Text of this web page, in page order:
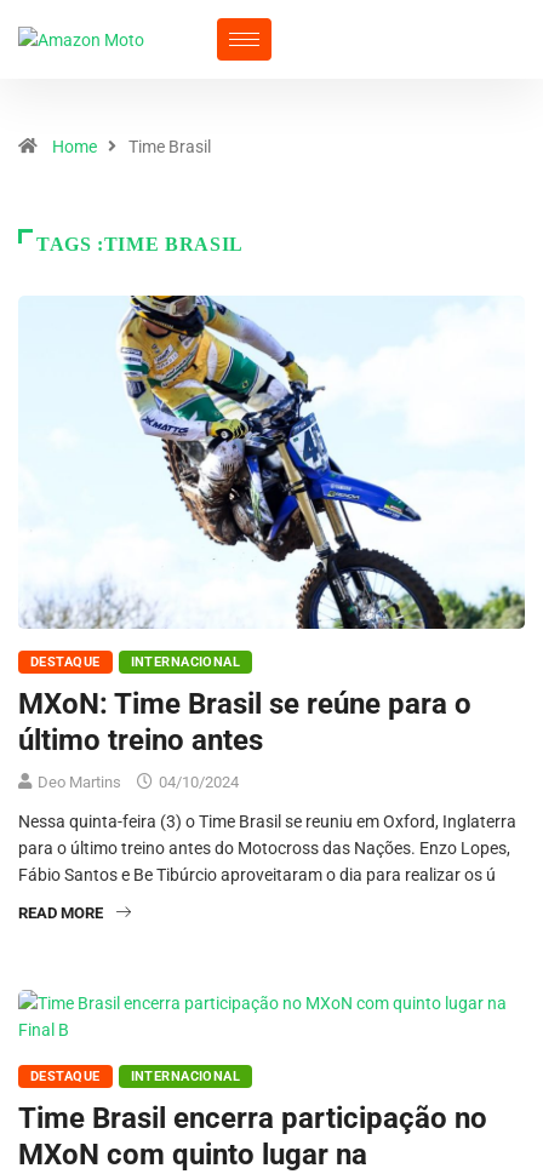
Home Time Brasil
TAGS :TIME BRASIL
DESTAQUE INTERNACIONAL
MXoN: Time Brasil se reúne para o
último treino antes
Deo Martins 04/10/2024
Nessa quinta-feira (3) o Time Brasil se reuniu em Oxford, Inglaterra
para o último treino antes do Motocross das Nações. Enzo Lopes,
Fábio Santos e Be Tibúrcio aproveitaram o dia para realizar os ú
READ MORE
DESTAQUE INTERNACIONAL
Time Brasil encerra participação no
MXoN com quinto lugar na